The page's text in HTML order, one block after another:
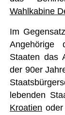
Wahlkabine
Im
Angehörige
Staaten das
der 90er
lebenden
Kroatien oder